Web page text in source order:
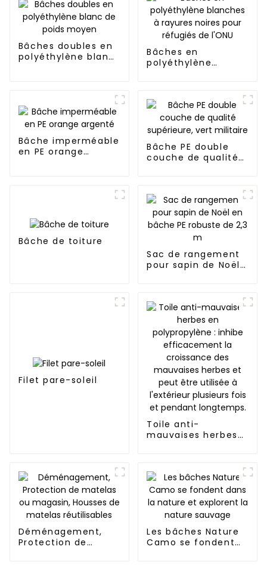
Bâches doubles en
polyéthylène blanc
Bâches en
polyéthylène
Bâche imperméable
en PE orange
Bâche PE double
couche de qualité
Bâche de toiture
Sac de rangement
pour sapin de Noël
Filet pare-soleil
Toile anti-
mauvaises herbes
croissance des
mauvaises herbes
et peut être utilisée
à l'extérieur
plusieurs fois et
pendant longtemps.
Déménagement,
Protection de
Les bâches Nature
Camo se fondent